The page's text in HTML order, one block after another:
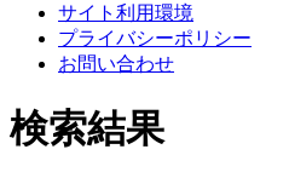
サイト利用環境
プライバシーポリシー
お問い合わせ
検索結果